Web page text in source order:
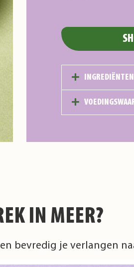
INGREDIËNTEN
IN MEER?
bevredig je verlangen